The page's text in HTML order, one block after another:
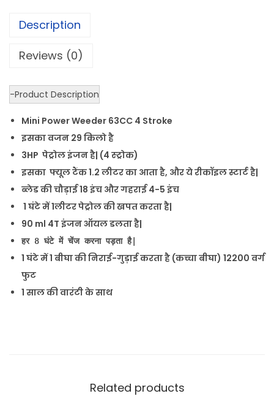
Description
Reviews (0)
-Product Description
Mini Power Weeder 63CC 4 Stroke
इसका वजन 29 किलो है
3HP पेट्रोल इंजन है| (4 स्ट्रोक)
इसका फ्यूल टैंक 1.2 लीटर का आता है, और ये रीकॉइल स्टार्ट है|
ब्लेड की चौड़ाई 18 इंच और गहराई 4-5 इंच
1 घंटे में 1लीटर पेट्रोल की खपत करता है|
90 ml 4T इंजन ऑयल डलता है|
हर 8घंटे में चेंज करना पड़ता है|
1 घंटे में 1 बीघा की निराई-गुड़ाई करता है (कच्चा बीघा) 12200 वर्ग
फुट
1 साल की वारंटी के साथ
Related products